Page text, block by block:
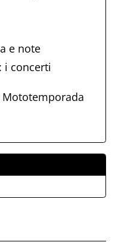
e note
i concerti